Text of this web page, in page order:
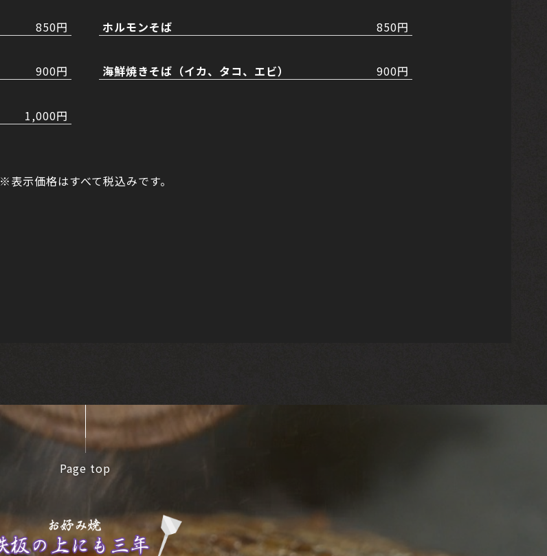
850円 ホルモンそば 850円
900円 海鮮焼きそば（イカ、タコ、エビ） 900円
1,000円
※表示価格はすべて税込みです。
Page top